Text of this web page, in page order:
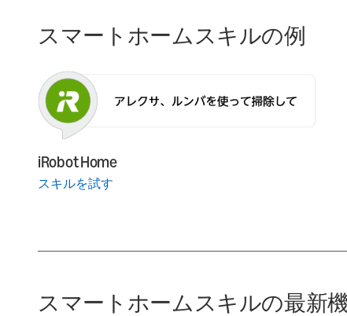
スマートホームスキルの例
iRobot Home
スキルを試す
スマートホームスキルの最新